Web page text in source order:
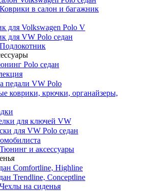
в салон и багажник
для Volkswagen Polo V
для VW Polo седан
Polo седан
педали VW Polo
коврики, крючки, органайзеры,
для ключей VW
для VW Polo седан
и аксессуары
Comfortline, Highline
Trendline, Conceptline
на сиденья